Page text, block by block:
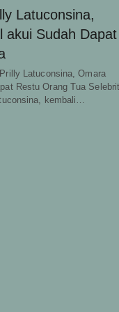
Latuconsina,
akui Sudah Dapat
Latuconsina, Omara
Restu Orang Tua
kembali…